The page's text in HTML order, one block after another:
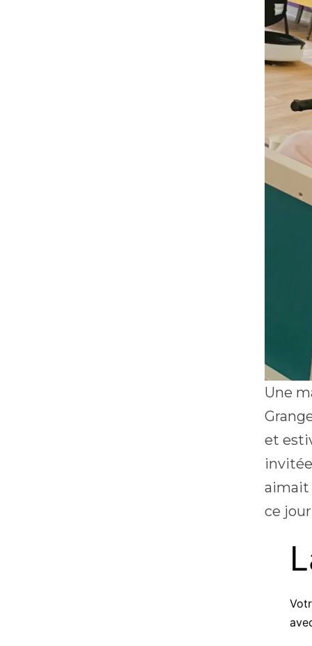
Une
et
aimait
ce jour